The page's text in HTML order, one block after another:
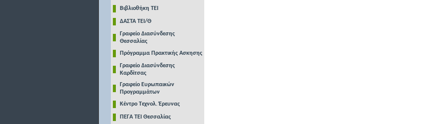
Βιβλιοθήκη ΤΕΙ
ΔΑΣΤΑ ΤΕΙ/Θ
Γραφείο Διασύνδεσης
Θεσσαλίας
Πρόγραμμα Πρακτικής Ασκησης
Γραφείο Διασύνδεσης
Καρδίτσας
Γραφείο Ευρωπαικών
Προγραμμάτων
Κέντρο Τεχνολ. Έρευνας
ΠΕΓΑ ΤΕΙ Θεσσαλίας